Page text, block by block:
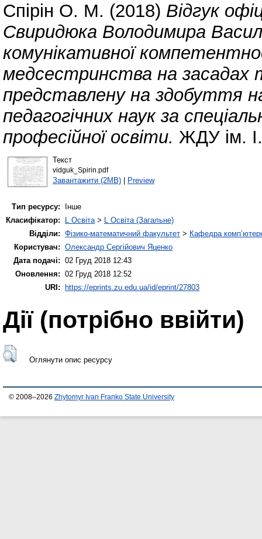
Спірін О. М. (2018) Відгук
Свиридюка Володимира
комунікативної
медсестринства на засадах
представлену на здобуття
педагогічних наук за
професійної освіти. ЖДУ ім.
Текст
vidguk_Spirin.pdf
Завантажити (2MB)| Preview
Тип ресурсу:
Інше
Класифікатор:
L Освіта> L Освіта (Загальне)
Відділи: Фізико-математичний факультет > Кафедра
Користувач: Олександр Сергійович Яценко
Дата подачі: 02 Груд 2018 12:43
Оновлення: 02 Груд 2018 12:52
URI:
https://eprints.zu.edu.ua/id/eprint/27803
Дії ​​(потрібно ввійти)
Оглянути опис ресурсу
© 2008–2026 Zhytomyr Ivan Franko State University